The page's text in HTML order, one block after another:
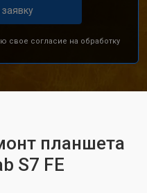
свое согласие на обработку
планшета
S7 FE